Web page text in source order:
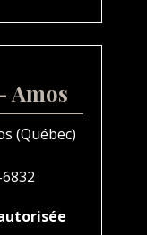
Amos
(Québec)